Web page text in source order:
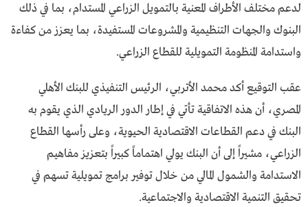
لدعم مختلف الأطراف المعنية بالتمويل الزراعي المستدام، بما في ذلك
البنوك والجهات التنظيمية والمشروعات المستفيدة، بما يعزز من كفاءة
واستدامة المنظومة التمويلية للقطاع الزراعي.
عقب التوقيع أكد محمد الأتربي، الرئيس التنفيذي للبنك الأهلي
المصري، أن هذه الاتفاقية تأتي في إطار الدور الريادي الذي يقوم به
البنك في دعم القطاعات الاقتصادية الحيوية، وعلى رأسها القطاع
الزراعي، مشيراً إلى أن البنك يولي اهتماماً كبيراً بتعزيز مفاهيم
الاستدامة والشمول المالي من خلال توفير برامج تمويلية تسهم في
تحقيق التنمية الاقتصادية والاجتماعية.